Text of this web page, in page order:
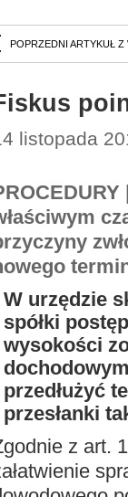
POPRZEDNI ARTYKUŁ Z
listopada
W urzędzie
spółki
wysokości
przedłużyć
przesłanki
z art.